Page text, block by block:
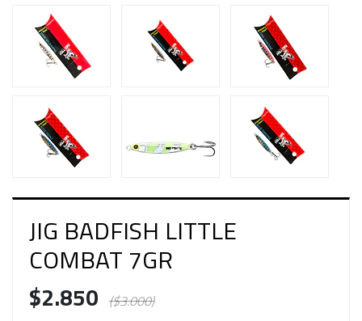
JIG BADFISH LITTLE
COMBAT 7GR
$2.850 ($3.000)